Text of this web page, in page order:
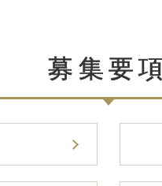
募集要項